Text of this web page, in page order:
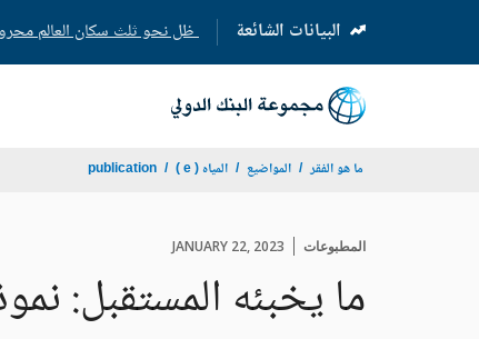
البيانات الشائعة ظل نحو ثلث سكان العالم
(opens
in
a
new
tab)
ما هو الفقر المواضيع المياه ( e ) publication
المطبوعات JANUARY 22, 2023
ما يخبئه المستقبل: